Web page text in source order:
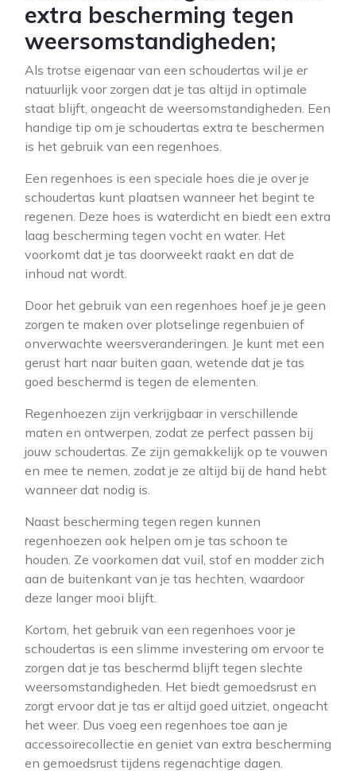
extra bescherming tegen
weersomstandigheden;
Als trotse eigenaar van een schoudertas wil je er
natuurlijk voor zorgen dat je tas altijd in optimale
staat blijft, ongeacht de weersomstandigheden. Een
handige tip om je schoudertas extra te beschermen
is het gebruik van een regenhoes.
Een regenhoes is een speciale hoes die je over je
schoudertas kunt plaatsen wanneer het begint te
regenen. Deze hoes is waterdicht en biedt een extra
laag bescherming tegen vocht en water. Het
voorkomt dat je tas doorweekt raakt en dat de
inhoud nat wordt.
Door het gebruik van een regenhoes hoef je je geen
zorgen te maken over plotselinge regenbuien of
onverwachte weersveranderingen. Je kunt met een
gerust hart naar buiten gaan, wetende dat je tas
goed beschermd is tegen de elementen.
Regenhoezen zijn verkrijgbaar in verschillende
maten en ontwerpen, zodat ze perfect passen bij
jouw schoudertas. Ze zijn gemakkelijk op te vouwen
en mee te nemen, zodat je ze altijd bij de hand hebt
wanneer dat nodig is.
Naast bescherming tegen regen kunnen
regenhoezen ook helpen om je tas schoon te
houden. Ze voorkomen dat vuil, stof en modder zich
aan de buitenkant van je tas hechten, waardoor
deze langer mooi blijft.
Kortom, het gebruik van een regenhoes voor je
schoudertas is een slimme investering om ervoor te
zorgen dat je tas beschermd blijft tegen slechte
weersomstandigheden. Het biedt gemoedsrust en
zorgt ervoor dat je tas er altijd goed uitziet, ongeacht
het weer. Dus voeg een regenhoes toe aan je
accessoirecollectie en geniet van extra bescherming
en gemoedsrust tijdens regenachtige dagen.